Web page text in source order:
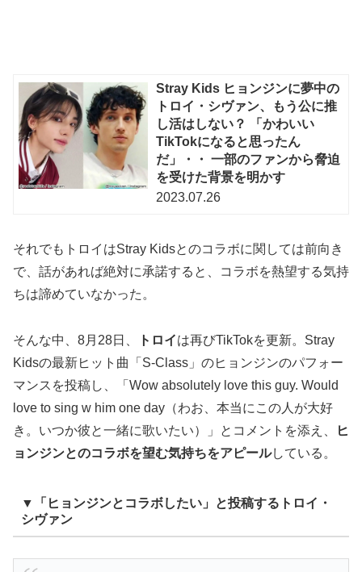
Stray Kids ヒョンジンに夢中の
トロイ・シヴァン、もう公に推
し活はしない？ 「かわいい
TikTokになると思ったん
だ」・・ 一部のファンから脅迫
を受けた背景を明かす
2023.07.26
それでもトロイはStray Kidsとのコラボに関しては前向き
で、話があれば絶対に承諾すると、コラボを熱望する気持
ちは諦めていなかった。
そんな中、8月28日、 トロイは再びTikTokを更新。Stray
Kidsの最新ヒット曲「S-Class」のヒョンジンのパフォー
マンスを投稿し、「Wow absolutely love this guy. Would
love to sing w him one day（わお、本当にこの人が大好
き。いつか彼と一緒に歌いたい）」とコメントを添え、
ヒ
ョンジンとのコラボを望む気持ちをアピールしている。
▼「ヒョンジンとコラボしたい」と投稿するトロイ・
シヴァン